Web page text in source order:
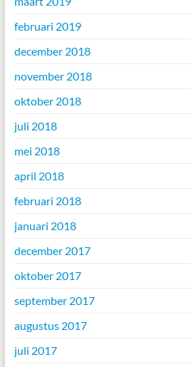
februari 2019
december 2018
november 2018
oktober 2018
juli 2018
mei 2018
april 2018
februari 2018
januari 2018
december 2017
oktober 2017
september 2017
augustus 2017
juli 2017